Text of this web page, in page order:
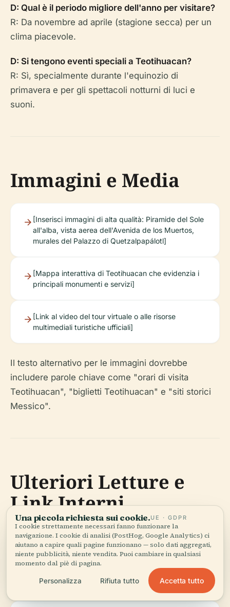
D: Qual è il periodo migliore dell'anno per visitare?
R: Da novembre ad aprile (stagione secca) per un
clima piacevole.
D: Si tengono eventi speciali a Teotihuacan?
R: Sì, specialmente durante l'equinozio di
primavera e per gli spettacoli notturni di luci e
suoni.
Immagini e Media
[Inserisci immagini di alta qualità: Piramide del Sole
all'alba, vista aerea dell'Avenida de los Muertos,
murales del Palazzo di Quetzalpapálotl]
[Mappa interattiva di Teotihuacan che evidenzia i
principali monumenti e servizi]
[Link al video del tour virtuale o alle risorse
multimediali turistiche ufficiali]
Il testo alternativo per le immagini dovrebbe
includere parole chiave come "orari di visita
Teotihuacan", "biglietti Teotihuacan" e "siti storici
Messico".
Ulteriori Letture e
Link Interni
Sito Ufficiale INAH Teotihuacan
Turismo Messico – Teotihuacan
Una piccola richiesta sui cookie.UE · GDPR
I cookie strettamente necessari fanno funzionare la
navigazione. I cookie di analisi (PostHog, Google Analytics) ci
aiutano a capire quali pagine funzionano — solo dati aggregati,
niente pubblicità, niente vendita. Puoi cambiare in qualsiasi
momento dal piè di pagina.
Personalizza Rifiuta tutto Accetta tutto